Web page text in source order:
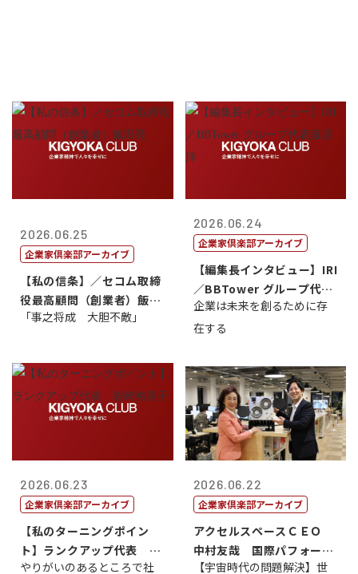
2026.06.25
企業家倶楽部アーカイブ
【私の信条】／セコム取締
役最高顧問（創業者）飯田
亮
「事之将成 大胆不敵」
2026.06.24
企業家倶楽部アーカイブ
【編集長インタビュー】IRI
／BBTower グループ代表
藤...
企業は未来を創るために存
在する
2026.06.23
企業家倶楽部アーカイブ
【私のターニングポイン
ト】ランクアップ代表 岩
崎裕美子
やりがいのあるところで社
2026.06.22
企業家倶楽部アーカイブ
アクセルスペースＣＥＯ
中村友哉 国際パフォーマ
ンス研究所代...
【宇宙時代の問題解決】世